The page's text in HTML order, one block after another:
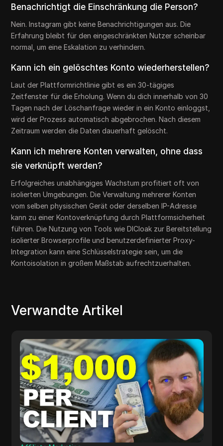
Benachrichtigt die Einschränkung die Person?
Nein. Instagram gibt keine Benachrichtigungen aus. Die
Erfahrung bleibt für den eingeschränkten Nutzer scheinbar
normal, um eine Eskalation zu verhindern.
Kann ich ein gelöschtes Konto wiederherstellen?
Laut der Plattformrichtlinie gibt es ein 30-tägiges
Zeitfenster für die Erholung. Wenn du dich innerhalb von 30
Tagen nach der Löschanfrage wieder in ein Konto einloggst,
wird der Prozess automatisch abgebrochen. Nach diesem
Zeitraum werden die Daten dauerhaft gelöscht.
Kann ich mehrere Konten verwalten, ohne dass
sie verknüpft werden?
Erfolgreiches unabhängiges Wachstum profitiert oft von
isolierten Umgebungen. Die Verwaltung mehrerer Konten
vom selben physischen Gerät oder derselben IP-Adresse
kann zu einer Kontoverknüpfung durch Plattformsicherheit
führen. Die Nutzung von Tools wie DICloak zur Bereitstellung
isolierter Browserprofile und benutzerdefinierter Proxy-
Integration kann eine Schlüsselstrategie sein, um die
Kontoisolation in großem Maßstab aufrechtzuerhalten.
Verwandte Artikel